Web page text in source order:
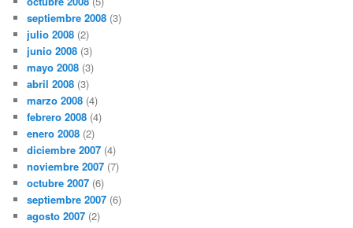
septiembre 2008 (3)
julio 2008 (2)
junio 2008 (3)
mayo 2008 (3)
abril 2008 (3)
marzo 2008 (4)
febrero 2008 (4)
enero 2008 (2)
diciembre 2007 (4)
noviembre 2007 (7)
octubre 2007 (6)
septiembre 2007 (6)
agosto 2007 (2)